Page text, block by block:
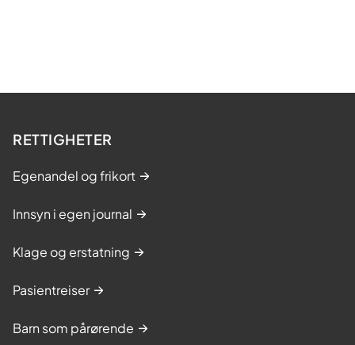
RETTIGHETER
Egenandel og frikort
Innsyn i egen journal
Klage og erstatning
Pasientreiser
Barn som pårørende